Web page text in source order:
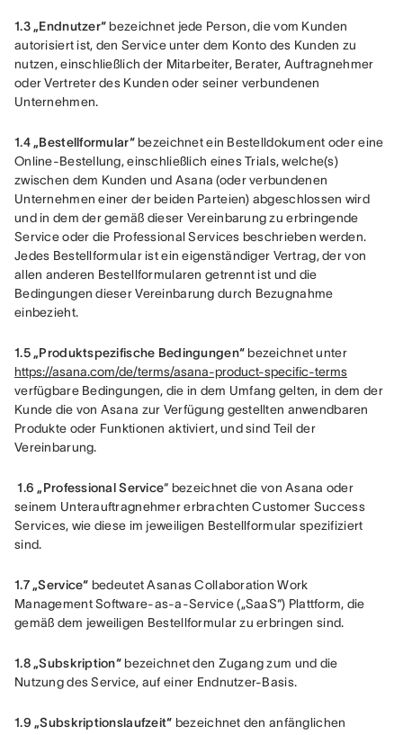
1.3 „Endnutzer“ bezeichnet jede Person, die vom Kunden
autorisiert ist, den Service unter dem Konto des Kunden zu
nutzen, einschließlich der Mitarbeiter, Berater, Auftragnehmer
oder Vertreter des Kunden oder seiner verbundenen
Unternehmen.
1.4 „Bestellformular“ bezeichnet ein Bestelldokument oder eine
Online-Bestellung, einschließlich eines Trials, welche(s)
zwischen dem Kunden und Asana (oder verbundenen
Unternehmen einer der beiden Parteien) abgeschlossen wird
und in dem der gemäß dieser Vereinbarung zu erbringende
Service oder die Professional Services beschrieben werden.
Jedes Bestellformular ist ein eigenständiger Vertrag, der von
allen anderen Bestellformularen getrennt ist und die
Bedingungen dieser Vereinbarung durch Bezugnahme
einbezieht.
1.5 „Produktspezifische Bedingungen“
bezeichnet unter
https://asana.com/de/terms/asana-product-specific-terms
verfügbare Bedingungen, die in dem Umfang gelten, in dem der
Kunde die von Asana zur Verfügung gestellten anwendbaren
Produkte oder Funktionen aktiviert, und sind Teil der
Vereinbarung.
1.6 „Professional Service“ bezeichnet die von Asana oder
seinem Unterauftragnehmer erbrachten Customer Success
Services, wie diese im jeweiligen Bestellformular spezifiziert
sind.
1.7 „Service“ bedeutet Asanas Collaboration Work
Management Software-as-a-Service („SaaS“) Plattform, die
gemäß dem jeweiligen Bestellformular zu erbringen sind.
1.8 „Subskription“ bezeichnet den Zugang zum und die
Nutzung des Service, auf einer Endnutzer-Basis.
1.9 „Subskriptionslaufzeit“ bezeichnet den anfänglichen